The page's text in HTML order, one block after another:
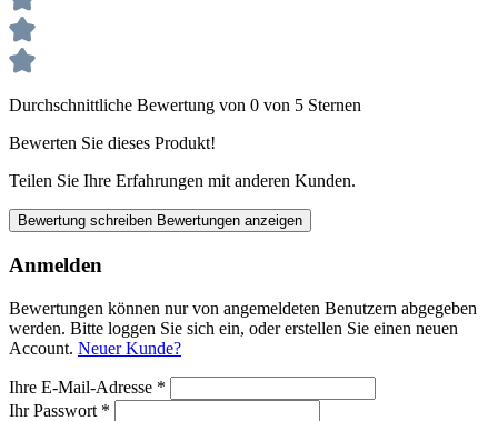
Durchschnittliche Bewertung von 0 von 5 Sternen
Bewerten Sie dieses Produkt!
Teilen Sie Ihre Erfahrungen mit anderen Kunden.
Bewertung schreiben Bewertungen anzeigen
Anmelden
Bewertungen können nur von angemeldeten Benutzern abgegeben
werden. Bitte loggen Sie sich ein, oder erstellen Sie einen neuen
Account. Neuer Kunde?
Ihre E-Mail-Adresse *
Ihr Passwort *